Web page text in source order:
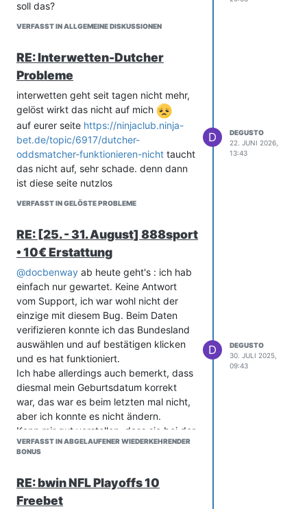
soll das?
VERFASST IN ALLGEMEINE DISKUSSIONEN
RE: Interwetten-Dutcher
Probleme
interwetten geht seit tagen nicht mehr,
gelöst wirkt das nicht auf mich
auf eurer seite https://ninjaclub.ninja-
bet.de/topic/6917/dutcher-
oddsmatcher-funktionieren-nicht taucht
das nicht auf, sehr schade. denn dann
ist diese seite nutzlos
VERFASST IN GELÖSTE PROBLEME
D
DEGUSTO
22. JUNI 2026,
13:43
RE: [25. - 31. August] 888sport
• 10€ Erstattung
@docbenway ab heute geht's : ich hab
einfach nur gewartet. Keine Antwort
vom Support, ich war wohl nicht der
einzige mit diesem Bug. Beim Daten
verifizieren konnte ich das Bundesland
auswählen und auf bestätigen klicken
und es hat funktioniert.
Ich habe allerdings auch bemerkt, dass
diesmal mein Geburtsdatum korrekt
war, das war es beim letzten mal nicht,
aber ich konnte es nicht ändern.
Kann mir gut vorstellen, dass sie bei der
datenanzeige was mit meinen Daten
mit dem hinterlegten nicht
übereingestimmt hat, woraufhin es eine
VERFASST IN ABGELAUFENER WIEDERKEHRENDER
BONUS
D
DEGUSTO
30. JULI 2025,
09:43
RE: bwin NFL Playoffs 10
Freebet